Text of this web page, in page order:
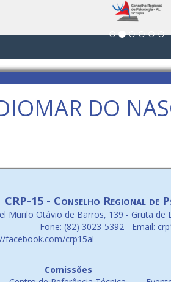
DO
CRP-15 - Conselho Regional de
Murilo Otávio de Barros, 139 - Gruta de
Fone: (82) 3023-5392 - Email:
facebook.com/crp15al
Comissões